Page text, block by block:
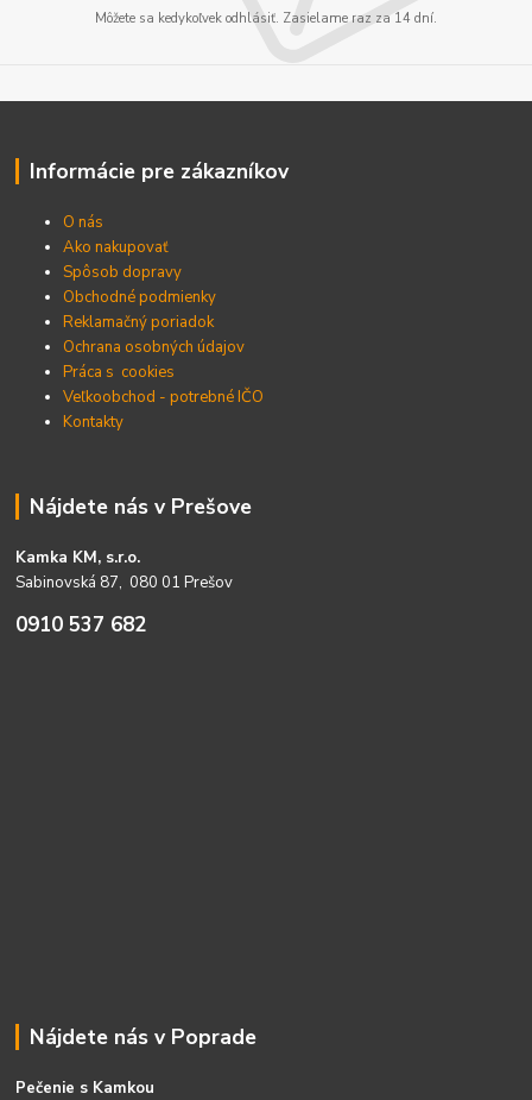
Môžete sa kedykoľvek odhlásiť. Zasielame raz za 14 dní.
Informácie pre zákazníkov
O nás
Ako nakupovať
Spôsob dopravy
Obchodné podmienky
Reklamačný poriadok
Ochrana osobných údajov
Práca s cookies
Veľkoobchod - potrebné IČO
Kontakty
Nájdete nás v Prešove
Kamka KM, s.r.o.
Sabinovská 87, 080 01 Prešov
0910 537 682
Nájdete nás v Poprade
Pečenie s Kamkou